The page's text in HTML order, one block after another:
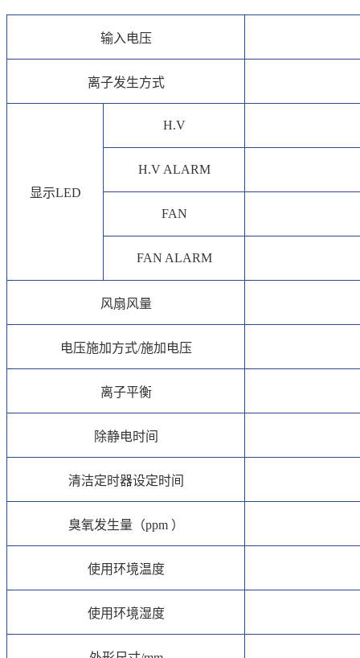
输入电压
离子发生方式
显示LED
H.V
H.V ALARM
FAN
FAN ALARM
风扇风量
电压施加方式/施加电压
离子平衡
除静电时间
清洁定时器设定时间
臭氧发生量（ppm ）
使用环境温度
使用环境湿度